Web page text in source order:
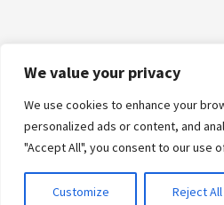
We value your privacy
We use cookies to enhance your
personalized ads or content, and
"Accept All", you consent to our use
Customize Reject All